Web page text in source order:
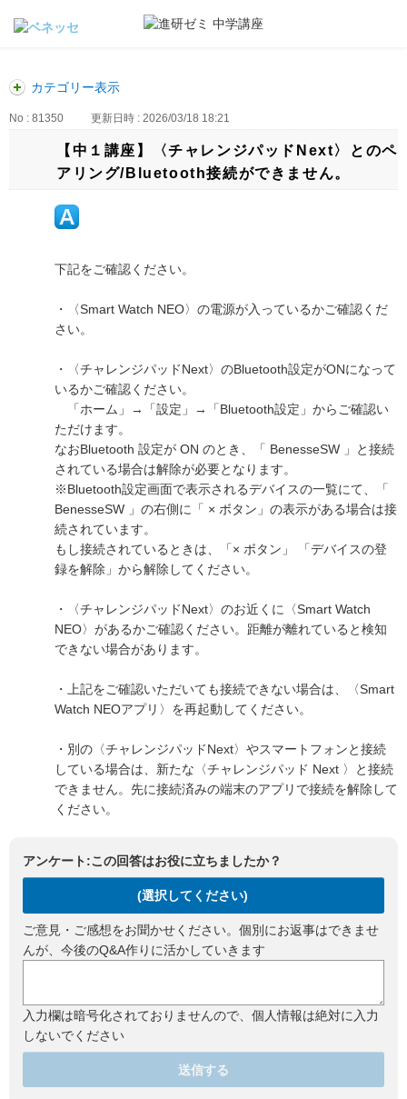
カテゴリー表示
No : 81350 更新日時 : 2026/03/18 18:21
【中１講座】〈チャレンジパッドNext〉とのペ
アリング/Bluetooth接続ができません。
下記をご確認ください。
・〈Smart Watch NEO〉の電源が入っているかご確認くだ
さい。
・〈チャレンジパッドNext〉のBluetooth設定がONになって
いるかご確認ください。
「ホーム」→「設定」→「Bluetooth設定」からご確認い
ただけます。
なおBluetooth 設定が ON のとき、「 BenesseSW 」と接続
されている場合は解除が必要となります。
※Bluetooth設定画面で表示されるデバイスの一覧にて、「
BenesseSW 」の右側に「 × ボタン」の表示がある場合は接
続されています。
もし接続されているときは、「× ボタン」 「デバイスの登
録を解除」から解除してください。
・〈チャレンジパッドNext〉のお近くに〈Smart Watch
NEO〉があるかご確認ください。距離が離れていると検知
できない場合があります。
・上記をご確認いただいても接続できない場合は、〈Smart
Watch NEOアプリ〉を再起動してください。
・別の〈チャレンジパッドNext〉やスマートフォンと接続
している場合は、新たな〈チャレンジパッド Next 〉と接続
できません。先に接続済みの端末のアプリで接続を解除して
ください。
アンケート:この回答はお役に立ちましたか？
(選択してください)
ご意見・ご感想をお聞かせください。個別にお返事はできませ
んが、今後のQ&A作りに活かしていきます
入力欄は暗号化されておりませんので、個人情報は絶対に入力
しないでください
送信する